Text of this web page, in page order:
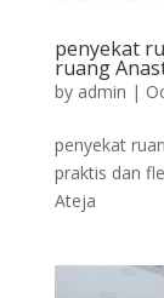
penyekat
ruang
by admin |
penyekat
praktis dan
Ateja